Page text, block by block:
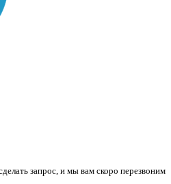
запрос, и мы вам скоро перезвоним